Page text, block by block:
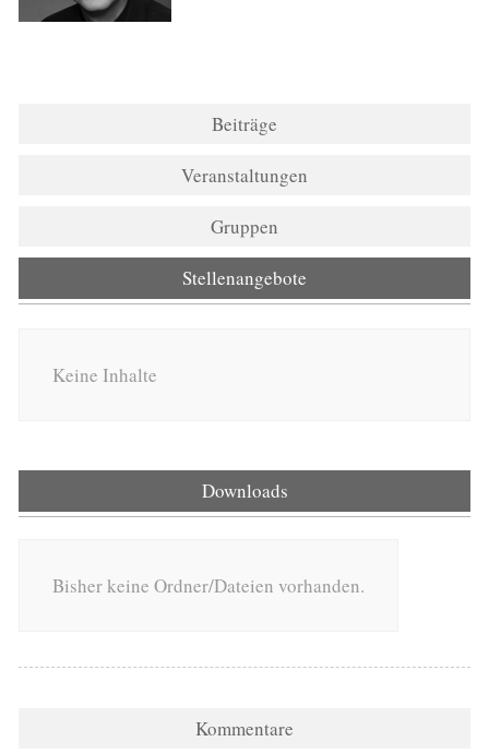
Beiträge
Veranstaltungen
Gruppen
Stellenangebote
Keine Inhalte
Downloads
Bisher keine Ordner/Dateien vorhanden.
Kommentare